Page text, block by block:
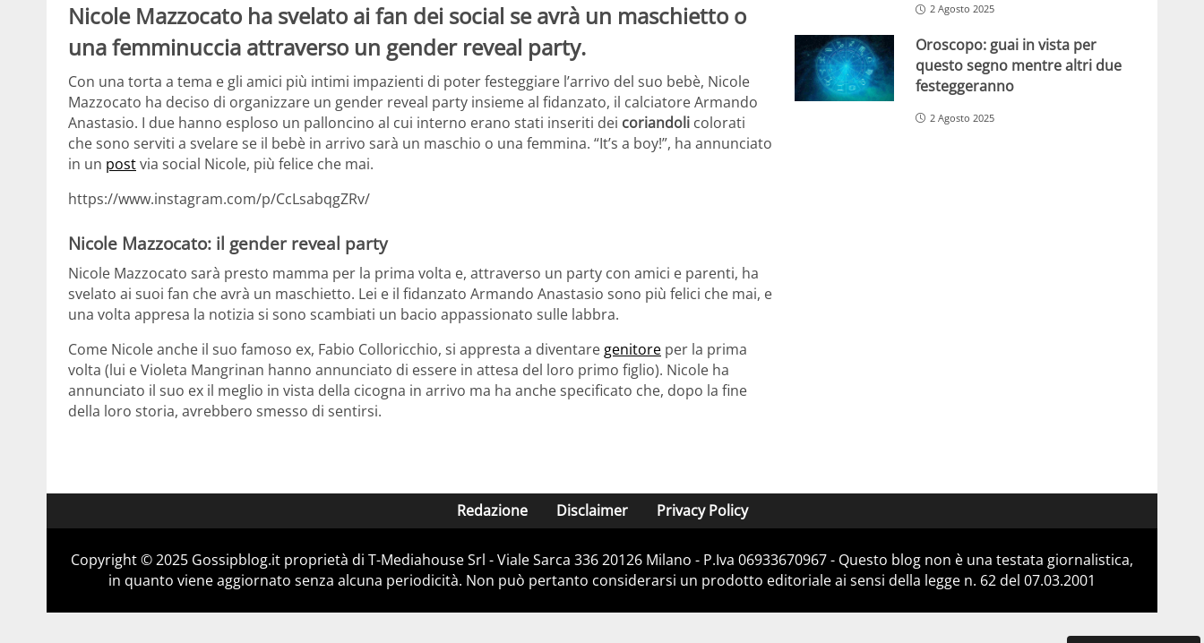
Nicole Mazzocato ha svelato ai fan dei social se avrà un maschietto o
una femminuccia attraverso un gender reveal party.
Con una torta a tema e gli amici più intimi impazienti di poter festeggiare l’arrivo del suo bebè, Nicole
Mazzocato ha deciso di organizzare un gender reveal party insieme al fidanzato, il calciatore Armando
Anastasio. I due hanno esploso un palloncino al cui interno erano stati inseriti dei coriandoli colorati
che sono serviti a svelare se il bebè in arrivo sarà un maschio o una femmina. “It’s a boy!”, ha annunciato
in un postvia social Nicole, più felice che mai.
https://www.instagram.com/p/CcLsabqgZRv/
Nicole Mazzocato: il gender reveal party
Nicole Mazzocato sarà presto mamma per la prima volta e, attraverso un party con amici e parenti, ha
svelato ai suoi fan che avrà un maschietto. Lei e il fidanzato Armando Anastasio sono più felici che mai, e
una volta appresa la notizia si sono scambiati un bacio appassionato sulle labbra.
Come Nicole anche il suo famoso ex, Fabio Colloricchio, si appresta a diventare genitore per la prima
volta (lui e Violeta Mangrinan hanno annunciato di essere in attesa del loro primo figlio). Nicole ha
annunciato il suo ex il meglio in vista della cicogna in arrivo ma ha anche specificato che, dopo la fine
della loro storia, avrebbero smesso di sentirsi.
2 Agosto 2025
Oroscopo: guai in vista per
questo segno mentre altri due
festeggeranno
2 Agosto 2025
Redazione Disclaimer Privacy Policy
Copyright © 2025 Gossipblog.it proprietà di T-Mediahouse Srl - Viale Sarca 336 20126 Milano - P.Iva 06933670967 - Questo blog non è una testata giornalistica,
in quanto viene aggiornato senza alcuna periodicità. Non può pertanto considerarsi un prodotto editoriale ai sensi della legge n. 62 del 07.03.2001